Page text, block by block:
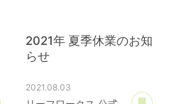
あとで読む
2021年 夏季休業のお知
らせ
2021.08.03